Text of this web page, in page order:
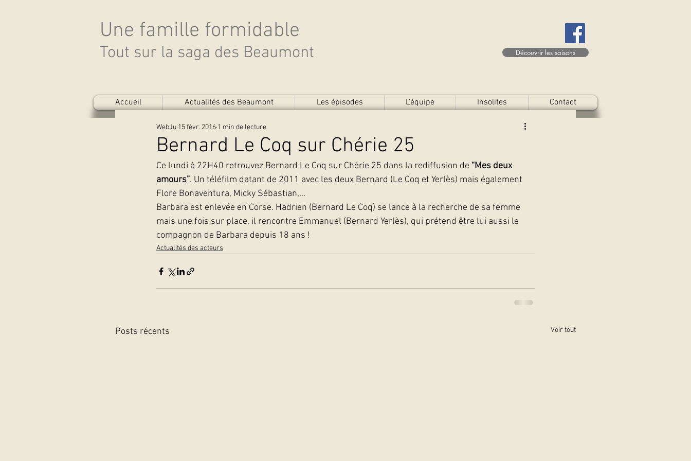
Une famille formidable
Tout sur la saga des Beaumont Découvrir les saisons
Accueil Actualités des Beaumont Les épisodes L'équipe Insolites Contact
Bernard Le Coq sur Chérie 25
WebJu 15 févr. 2016 1 min de lecture
Ce lundi à 22H40 retrouvez Bernard Le Coq sur Chérie 25 dans la rediffusion de “Mes deux
amours”. Un téléfilm datant de 2011 avec les deux Bernard (Le Coq et Yerlès) mais également
Flore Bonaventura, Micky Sébastian,…
Barbara est enlevée en Corse. Hadrien (Bernard Le Coq) se lance à la recherche de sa femme
mais une fois sur place, il rencontre Emmanuel (Bernard Yerlès), qui prétend être lui aussi le
compagnon de Barbara depuis 18 ans !
Actualités des acteurs
Posts récents Voir tout